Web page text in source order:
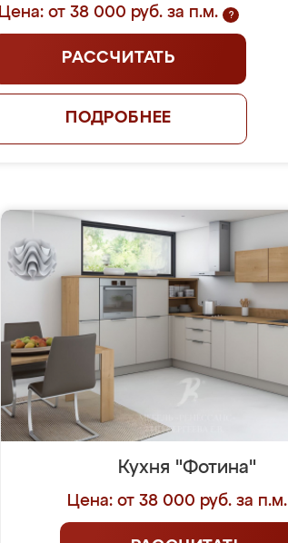
Цена: от 38 000 руб. за п.м. ?
РАССЧИТАТЬ
ПОДРОБНЕЕ
Кухня "Фотина"
Цена: от 38 000 руб. за п.м.